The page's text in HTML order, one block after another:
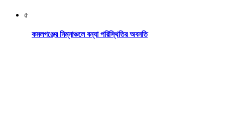
৫
কমলগঞ্জের নিম্নাঞ্চলে বন্যা পরিস্থিতির অবনতি